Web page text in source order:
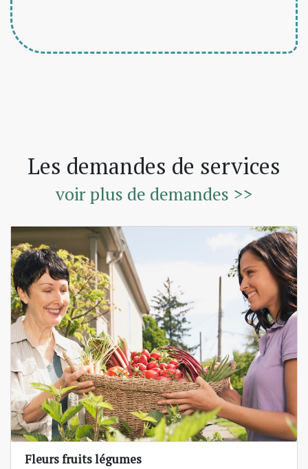
Les demandes de services
voir plus de demandes >>
Fleurs fruits légumes